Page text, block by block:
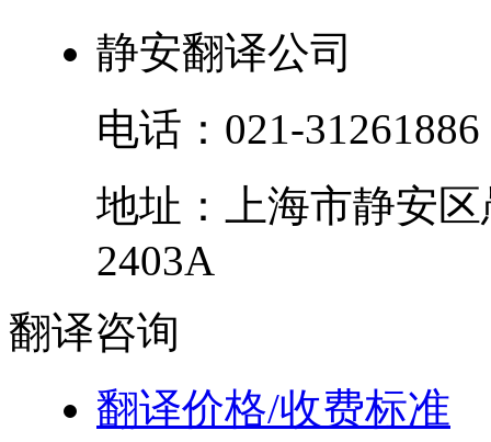
静安翻译公司
电话： 021-31261886
地址：
上海市静安区
2403A
翻译咨询
翻译价格/收费标准